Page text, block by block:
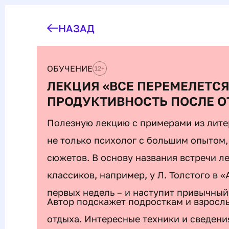
НАЗАД
ОБУЧЕНИЕ 12+
ЛЕКЦИЯ «ВСЕ
ПРОДУКТИВНОСТЬ ПОСЛЕ
Полезную лекцию с примерами из
не только психолог с большим
сюжетов. В основу названия встречи
классиков, например, у Л. Толстого в
первых недель – и наступит
Автор подскажет подросткам и
отдыха. Интересные техники и